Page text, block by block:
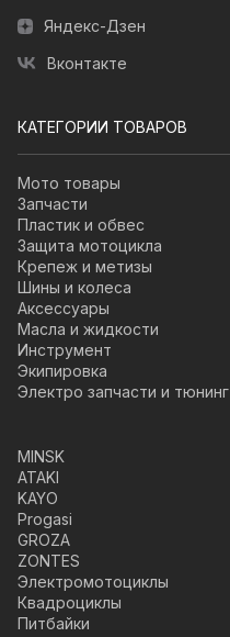
Яндекс-Дзен
Вконтакте
КАТЕГОРИИ ТОВАРОВ
Мото товары
Запчасти
Пластик и обвес
Защита мотоцикла
Крепеж и метизы
Шины и колеса
Аксессуары
Масла и жидкости
Инструмент
Экипировка
Электро запчасти и тюнинг
MINSK
ATAKI
KAYO
Progasi
GROZA
ZONTES
Электромотоциклы
Квадроциклы
Питбайки